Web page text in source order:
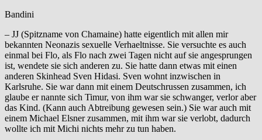
Bandini
– JJ (Spitzname von Chamaine) hatte eigentlich mit allen mir
bekannten Neonazis sexuelle Verhaeltnisse. Sie versuchte es auch
einmal bei Flo, als Flo nach zwei Tagen nicht auf sie angesprungen
ist, wendete sie sich anderen zu. Sie hatte dann etwas mit einen
anderen Skinhead Sven Hidasi. Sven wohnt inzwischen in
Karlsruhe. Sie war dann mit einem Deutschrussen zusammen, ich
glaube er nannte sich Timur, von ihm war sie schwanger, verlor aber
das Kind. (Kann auch Abtreibung gewesen sein.) Sie war auch mit
einem Michael Elsner zusammen, mit ihm war sie verlobt, dadurch
wollte ich mit Michi nichts mehr zu tun haben.